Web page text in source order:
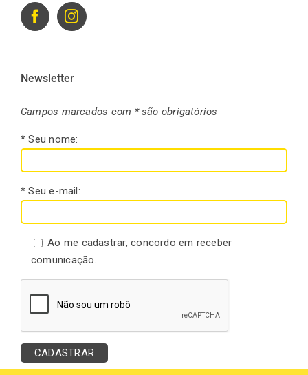
Newsletter
Campos marcados com * são obrigatórios
* Seu nome:
* Seu e-mail:
Ao me cadastrar, concordo em receber
comunicação.